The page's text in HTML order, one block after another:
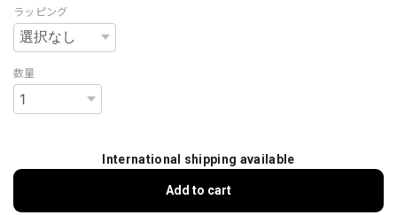
ラッピング
数量
International shipping available
Add to cart